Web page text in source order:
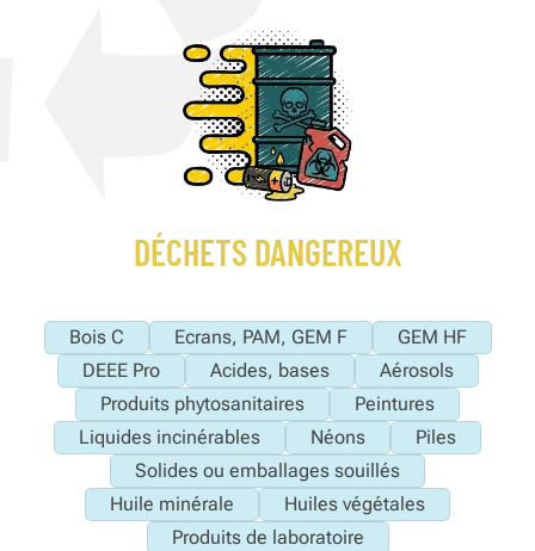
DÉCHETS DANGEREUX
Bois C Ecrans, PAM, GEM F
GEM HF
DEEE Pro
Acides, bases
Aérosols
Produits phytosanitaires
Peintures
Liquides incinérables
Néons
Piles
Solides ou emballages souillés
Huile minérale
Huiles végétales
Produits de laboratoire